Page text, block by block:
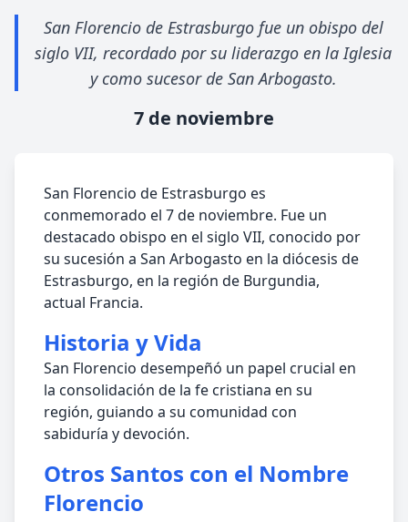
San Florencio de Estrasburgo fue un obispo del
siglo VII, recordado por su liderazgo en la Iglesia
y como sucesor de San Arbogasto.
7 de noviembre
San Florencio de Estrasburgo es
conmemorado el 7 de noviembre. Fue un
destacado obispo en el siglo VII, conocido por
su sucesión a San Arbogasto en la diócesis de
Estrasburgo, en la región de Burgundia,
actual Francia.
Historia y Vida
San Florencio desempeñó un papel crucial en
la consolidación de la fe cristiana en su
región, guiando a su comunidad con
sabiduría y devoción.
Otros Santos con el Nombre
Florencio